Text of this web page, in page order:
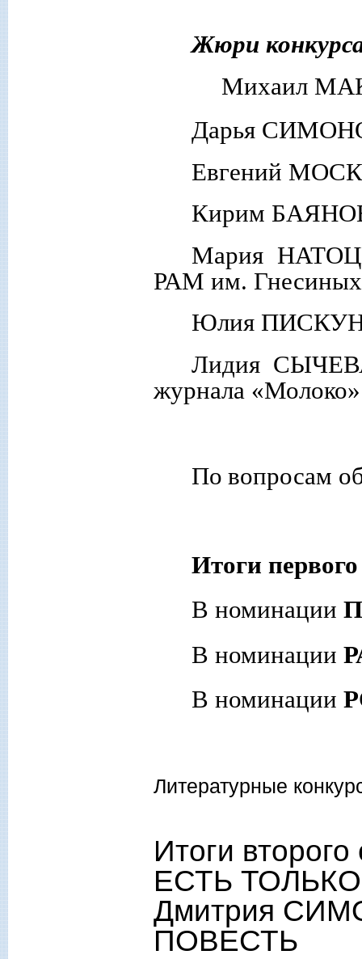
Жюри
Михаил
Дарья
Евгений
Кирим
Мария
РАМ им. Гнесиных
Юлия
Лидия
журнала «Молоко»
По вопросам
Итоги
В номинации
В номинации
В номинации
Литературные
Итоги второго
ЕСТЬ
Дмитрия
ПОВЕСТЬ